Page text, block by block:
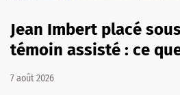
Jean Imbert placé
témoin assisté : ce
7 août 2026